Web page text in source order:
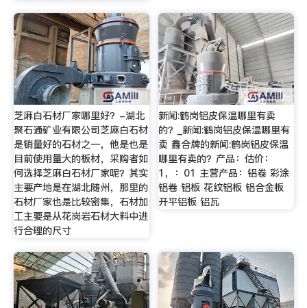
芝麻白石材厂家哪里好？-湖北
聚石通矿业有限公司芝麻白石材
是销量好的石材之一，他是也是
目前使用量大的板材，采购者如
何选择芝麻白石材厂家呢？其实
主要产地是在湖北随州，那里的
石材厂家也是比较密集，石材加
工主要是从花岗岩石材大料中进
行合理的尺寸
新闻:鹤岗铝皮保温哪里有卖
的？_新闻:鹤岗铝皮保温哪里有
卖 鑫合牌的新闻:鹤岗铝皮保温
哪里有卖的？产品：估价：
1，：01 主营产品：铝卷 彩涂
铝卷 铝板 花纹铝板 铝合金板
开平铝板 铝瓦